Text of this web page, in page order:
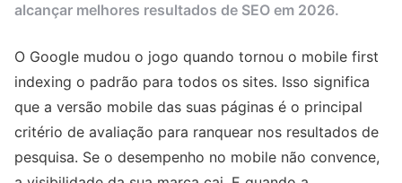
alcançar melhores resultados de SEO em 2026.
O Google mudou o jogo quando tornou o mobile first
indexing o padrão para todos os sites. Isso significa
que a versão mobile das suas páginas é o principal
critério de avaliação para ranquear nos resultados de
pesquisa. Se o desempenho no mobile não convence,